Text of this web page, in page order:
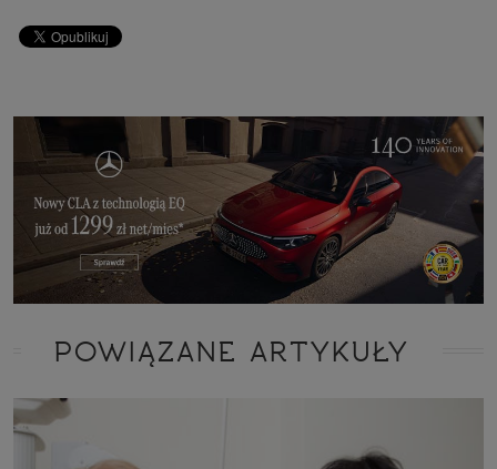
POWIĄZANE ARTYKUŁY